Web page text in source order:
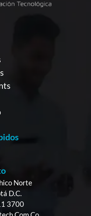
Norte
D.C.
3700